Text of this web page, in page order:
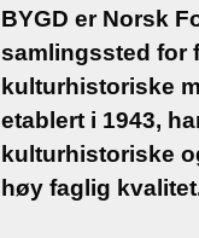
BYGD er Norsk
samlingssted for
kulturhistoriske
etablert i 1943,
kulturhistoriske
høy faglig